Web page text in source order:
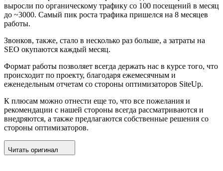
выросли по органическому трафику со 100 посещений в месяц
до ~3000. Самый пик роста трафика пришелся на 8 месяцев
работы.
Звонков, также, стало в несколько раз больше, а затраты на
SEO окупаются каждый месяц.
Формат работы позволяет всегда держать нас в курсе того, что
происходит по проекту, благодаря ежемесячным и
еженедельным отчетам со стороны оптимизаторов SiteUp.
К плюсам можно отнести еще то, что все пожелания и
рекомендации с нашей стороны всегда рассматриваются и
внедряются, а также предлагаются собственные решения со
стороны оптимизаторов.
Читать оригинал